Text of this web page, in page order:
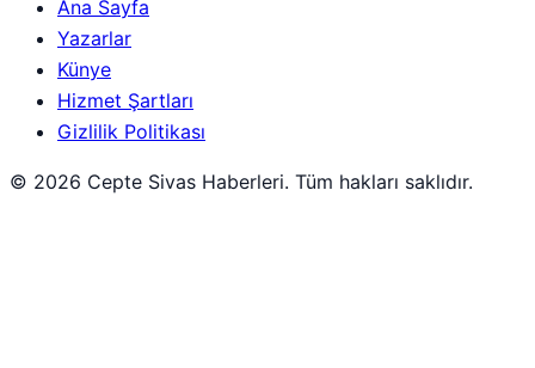
Ana Sayfa
Yazarlar
Künye
Hizmet Şartları
Gizlilik Politikası
© 2026 Cepte Sivas Haberleri. Tüm hakları saklıdır.